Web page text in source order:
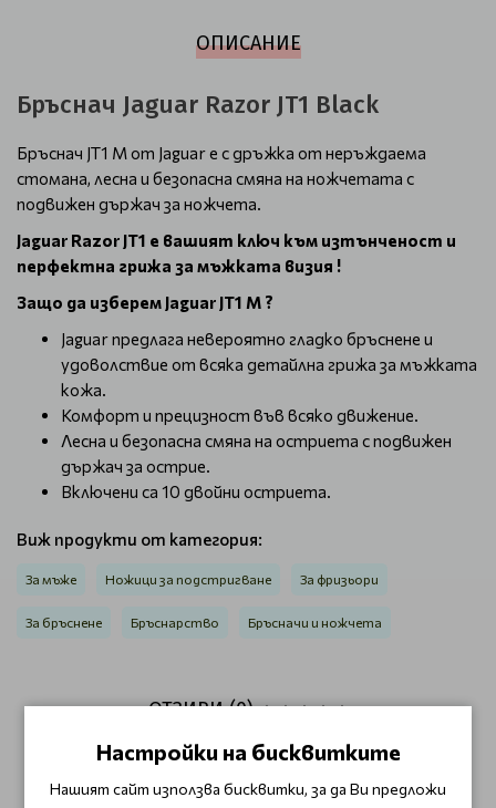
ОПИСАНИЕ
Бръснач Jaguar Razor JT1 Black
Бръснач JT1 M от Jaguar е с дръжка от неръждаема
стомана, лесна и безопасна смяна на ножчетата с
подвижен държач за ножчета.
Jaguar Razor JT1 е вашият ключ към изтънченост и
перфектна грижа за мъжката визия !
Защо да изберем Jaguar JT1 M ?
Jaguar предлага невероятно гладко бръснене и
удоволствие от всяка детайлна грижа за мъжката
кожа.
Комфорт и прецизност във всяко движение.
Лесна и безопасна смяна на остриета с подвижен
държач за острие.
Включени са 10 двойни остриета.
Виж продукти от категория:
За мъже Ножици за подстригване За фризьори
За бръснене Бръснарство Бръсначи и ножчета
ОТЗИВИ (0)
Този продукт няма отзиви.
Настройки на бисквитките
Нашият сайт използва бисквитки, за да Ви предложи